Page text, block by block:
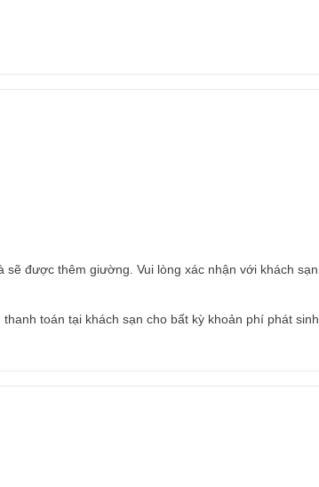
được thêm giường. Vui lòng xác nhận với khách sạn
toán tại khách sạn cho bất kỳ khoản phí phát sinh